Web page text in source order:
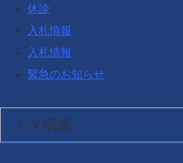
休診
入札情報
入札情報
緊急のお知らせ
メタ情報